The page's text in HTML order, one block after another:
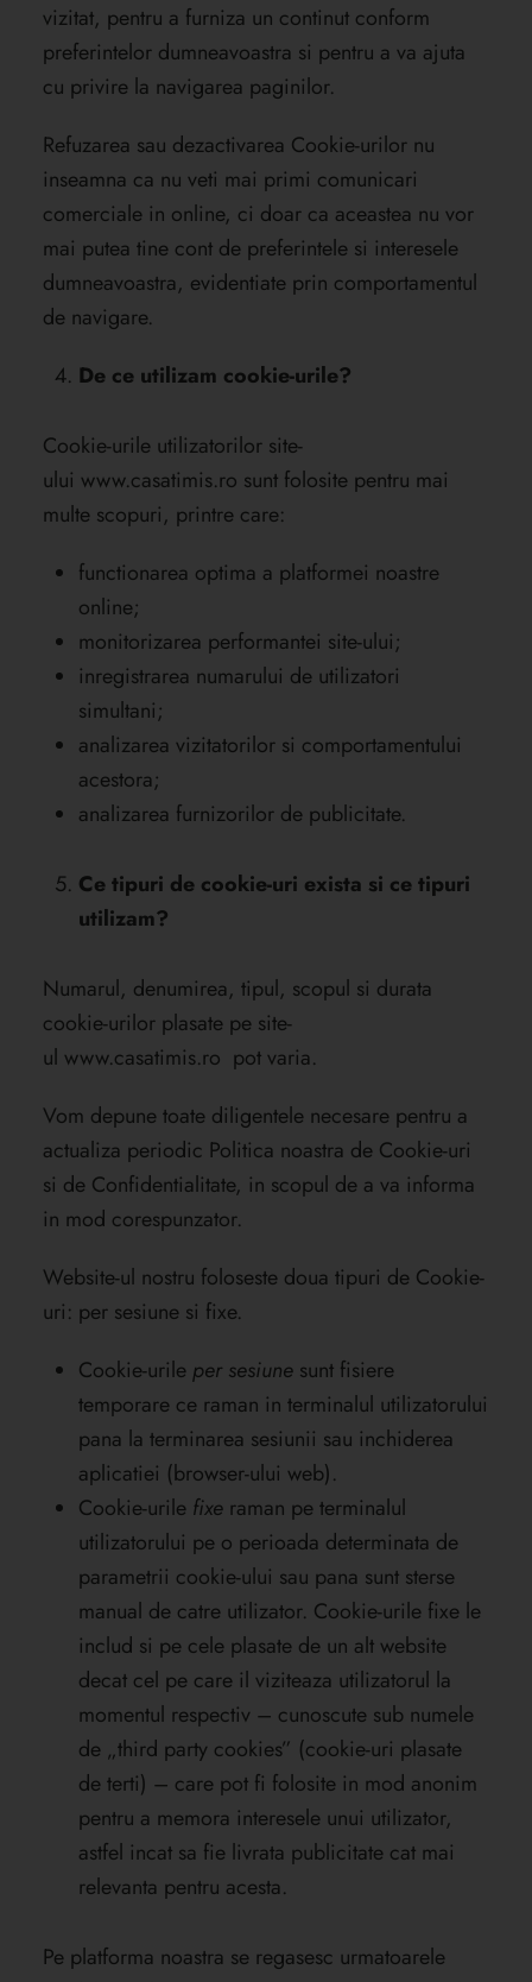
vizitat, pentru a furniza un continut conform
preferintelor dumneavoastra si pentru a va ajuta
cu privire la navigarea paginilor.
Refuzarea sau dezactivarea Cookie-urilor nu
inseamna ca nu veti mai primi comunicari
comerciale in online, ci doar ca aceastea nu vor
mai putea tine cont de preferintele si interesele
dumneavoastra, evidentiate prin comportamentul
de navigare.
De ce utilizam cookie-urile?
Cookie-urile utilizatorilor site-
ului www.casatimis.ro sunt folosite pentru mai
multe scopuri, printre care:
functionarea optima a platformei noastre
online;
monitorizarea performantei site-ului;
inregistrarea numarului de utilizatori
simultani;
analizarea vizitatorilor si comportamentului
acestora;
analizarea furnizorilor de publicitate.
Ce tipuri de cookie-uri exista si ce tipuri
utilizam?
Numarul, denumirea, tipul, scopul si durata
cookie-urilor plasate pe site-
ul www.casatimis.ro pot varia.
Vom depune toate diligentele necesare pentru a
actualiza periodic Politica noastra de Cookie-uri
si de Confidentialitate, in scopul de a va informa
in mod corespunzator.
Website-ul nostru foloseste doua tipuri de Cookie-
uri: per sesiune si fixe.
Cookie-urile per sesiunesunt fisiere
temporare ce raman in terminalul utilizatorului
pana la terminarea sesiunii sau inchiderea
aplicatiei (browser-ului web).
Cookie-urilefixeraman pe terminalul
utilizatorului pe o perioada determinata de
parametrii cookie-ului sau pana sunt sterse
manual de catre utilizator. Cookie-urile fixe le
includ si pe cele plasate de un alt website
decat cel pe care il viziteaza utilizatorul la
momentul respectiv – cunoscute sub numele
de „third party cookies” (cookie-uri plasate
de terti) – care pot fi folosite in mod anonim
pentru a memora interesele unui utilizator,
astfel incat sa fie livrata publicitate cat mai
relevanta pentru acesta.
Pe platforma noastra se regasesc urmatoarele